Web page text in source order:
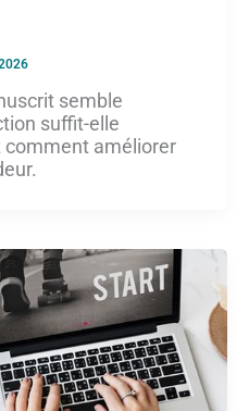
semble
suffit-elle
comment améliorer